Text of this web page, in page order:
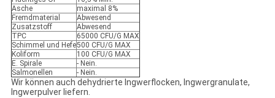
Asche
maximal 8%
Fremdmaterial
Abwesend
Zusatzstoff
Abwesend
TPC
65000 CFU/G MAX
Schimmel und Hefe500 CFU/G MAX
Koliform
100 CFU/G MAX
E. Spirale
- Nein.
Salmonellen
- Nein.
Wir können auch dehydrierte Ingwerflocken, Ingwergranulate,
Ingwerpulver liefern.